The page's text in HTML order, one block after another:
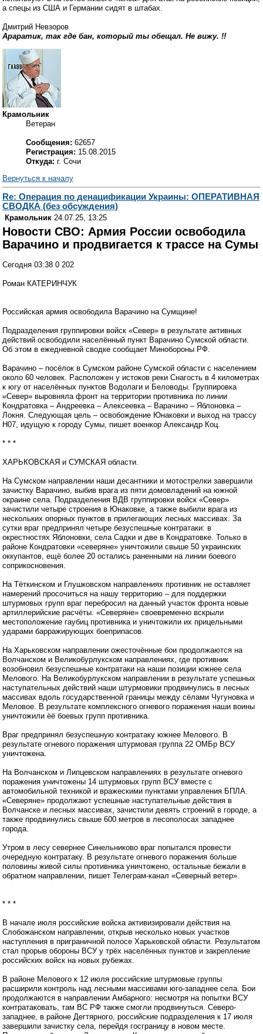
а спецы из США и Германии сидят в штабах.
Дмитрий Невзоров
Араратик, так где бан, который ты обещал. Не вижу. !!
Крамольник
Ветеран
Сообщения: 62657
Регистрация: 15.08.2015
Откуда: г. Сочи
Вернуться к началу
Re: Операция по денацификации Украины: ОПЕРАТИВНАЯ
СВОДКА (без обсуждения)
Крамольник 24.07.25, 13:25
Новости СВО: Армия России освободила
Варачино и продвигается к трассе на Сумы
Сегодня 03:38 0 202
Роман КАТЕРИНЧУК
Российская армия освободила Варачино на Сумщине!
Подразделения группировки войск «Север» в результате активных
действий освободили населённый пункт Варачино Сумской области.
Об этом в ежедневной сводке сообщает Минобороны РФ.
Варачино – посёлок в Сумском районе Сумской области с населением
около 60 человек. Расположен у истоков реки Снагость в 4 километрах
к югу от населённых пунктов Водолаги и Беловоды. Группировка
«Север» выровняла фронт на территории противника по линии
Кондратовка – Андреевка – Алексеевка – Варачино – Яблоновка –
Локня. Следующая цель – освобождение Юнаковки и выход на трассу
Н07, идущую к городу Сумы, пишет военкор Александр Коц.
* * *
ХАРЬКОВСКАЯ и СУМСКАЯ области.
На Сумском направлении наши десантники и мотострелки завершили
зачистку Варачино, выбив врага из пяти домовладений на южной
окраине села. Подразделения ВДВ группировки войск «Север»
зачистили четыре строения в Юнаковке, а также выбили врага из
нескольких опорных пунктов в прилегающих лесных массивах. За
сутки враг предпринял четыре безуспешные контратаки: в
окрестностях Яблоновки, села Садки и две в Кондратовке. Только в
районе Кондратовки «северяне» уничтожили свыше 50 украинских
оккупантов, ещё более 20 остались раненными на линии боевого
соприкосновения.
На Тёткинском и Глушковском направлениях противник не оставляет
намерений просочиться на нашу территорию – для поддержки
штурмовых групп враг перебросил на данный участок фронта новые
артиллерийские расчёты. «Северяне» своевременно вскрыли
местоположение гаубиц противника и уничтожили их прицельными
ударами барражирующих боеприпасов.
На Харьковском направлении ожесточённые бои продолжаются на
Волчанском и Великобурлукском направлениях, где противник
возобновил безуспешные контратаки на наши позиции южнее села
Мелового. На Великобурлукском направлении в результате успешных
наступательных действий наши штурмовики продвинулись в лесных
массивах вдоль государственной границы между сёлами Чугуновка и
Меловое. В результате комплексного огневого поражения наши воины
уничтожили ёё боевых групп противника.
Враг предпринял безуспешную контратаку южнее Мелового. В
результате огневого поражения штурмовая группа 22 ОМБр ВСУ
уничтожена.
На Волчанском и Липцевском направлениях в результате огневого
поражения уничтожены 14 штурмовых групп ВСУ вместе с
автомобильной техникой и вражескими пунктами управления БПЛА.
«Северяне» продолжают успешные наступательные действия в
Волчанске и лесных массивах, зачистили девять строений в городе, а
также продвинулись свыше 600 метров в лесополосах западнее
города.
Утром в лесу севернее Синельниково враг попытался провести
очередную контратаку. В результате огневого поражения больше
половины живой силы противника уничтожено, остальные бежали в
обратном направлении, пишет Телеграм-канал «Северный ветер».
* * *
В начале июля российские войска активизировали действия на
Слобожанском направлении, открыв несколько новых участков
наступления в приграничной полосе Харьковской области. Результатом
стал прорыв обороны ВСУ у трёх населённых пунктов и закрепление
российских войск на новых рубежах.
В районе Мелового к 12 июля российские штурмовые группы
расширили контроль над лесными массивами юго-западнее села. Бои
продолжаются в направлении Амбарного: несмотря на попытки ВСУ
контратаковать, там ВС РФ также смогли продвинуться. Северо-
западнее, в районе Дегтярного, российские подразделения к 17 июля
завершили зачистку села, перейдя госграницу в новом месте.